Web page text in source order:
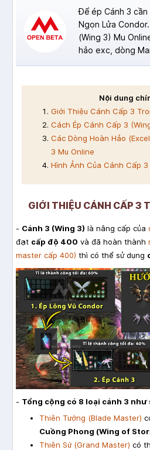
Để ép Cánh 3
Ngọn Lửa
(Wing 3) Mu
hảo exc, dòng
Nội dung
Giới Thiệu Cánh Cấp 3
Cách Ép Cánh Cấp 3
Các Dòng Hoàn Hảo
3 Mu Online
Hình Ảnh Của Cánh Cấp
GIỚI THIỆU CÁNH CẤP 3
- Cánh 3 (Wing 3) là nâng cấp của
đạt cấp độ 400 và đã hoàn thành
master cấp 400) thì có thể sử dụng
- Tổng cộng có 8 loại cánh 3 như
Thiên Tướng (Blade Master)
Cuồng Phong (Wing of
Thiên Sứ (Grand Master) có